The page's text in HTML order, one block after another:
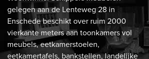
gelegen aan de Lenteweg 28 in
Enschede beschikt over ruim 2000
vierkante meters aan toonkamers vol
meubels, eetkamerstoelen,
eetkamertafels, bankstellen, landelijke